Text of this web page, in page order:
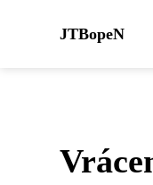
JTBopeN